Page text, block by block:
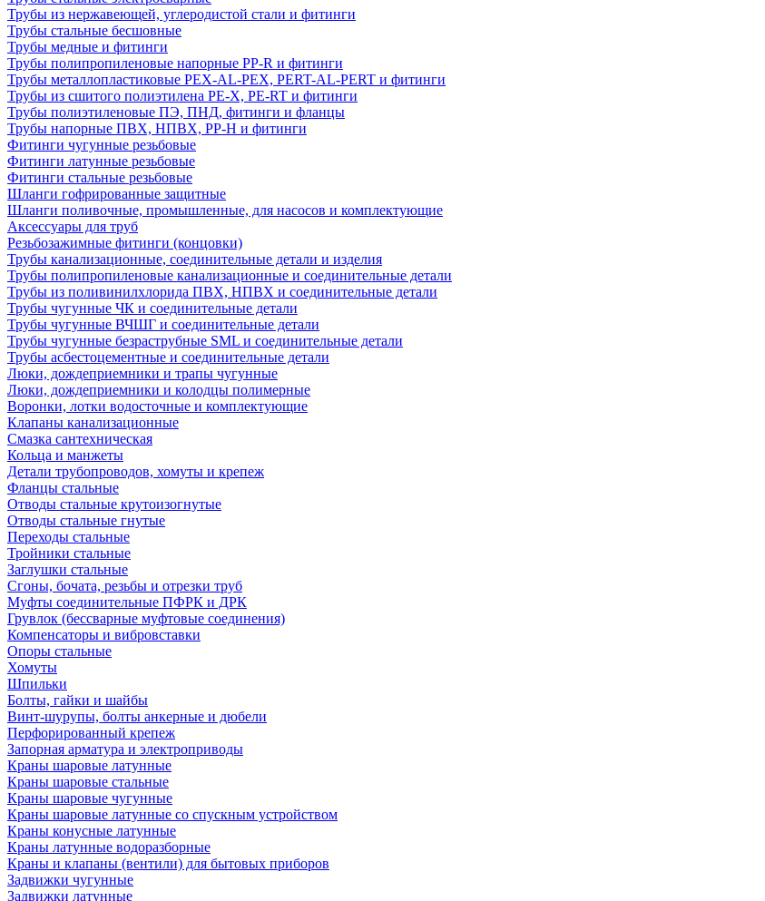
Трубы из нержавеющей, углеродистой стали и фитинги
Трубы стальные бесшовные
Трубы медные и фитинги
Трубы полипропиленовые напорные PP-R и фитинги
Трубы металлопластиковые PEX-AL-PEX, PERT-AL-PERT и фитинги
Трубы из сшитого полиэтилена PE-X, PE-RT и фитинги
Трубы полиэтиленовые ПЭ, ПНД, фитинги и фланцы
Трубы напорные ПВХ, НПВХ, PP-H и фитинги
Фитинги чугунные резьбовые
Фитинги латунные резьбовые
Фитинги стальные резьбовые
Шланги гофрированные защитные
Шланги поливочные, промышленные, для насосов и комплектующие
Аксессуары для труб
Резьбозажимные фитинги (концовки)
Трубы канализационные, соединительные детали и изделия
Трубы полипропиленовые канализационные и соединительные детали
Трубы из поливинилхлорида ПВХ, НПВХ и соединительные детали
Трубы чугунные ЧК и соединительные детали
Трубы чугунные ВЧШГ и соединительные детали
Трубы чугунные безраструбные SML и соединительные детали
Трубы асбестоцементные и соединительные детали
Люки, дождеприемники и трапы чугунные
Люки, дождеприемники и колодцы полимерные
Воронки, лотки водосточные и комплектующие
Клапаны канализационные
Смазка сантехническая
Кольца и манжеты
Детали трубопроводов, хомуты и крепеж
Фланцы стальные
Отводы стальные крутоизогнутые
Отводы стальные гнутые
Переходы стальные
Тройники стальные
Заглушки стальные
Сгоны, бочата, резьбы и отрезки труб
Муфты соединительные ПФРК и ДРК
Грувлок (бессварные муфтовые соединения)
Компенсаторы и вибровставки
Опоры стальные
Хомуты
Шпильки
Болты, гайки и шайбы
Винт-шурупы, болты анкерные и дюбели
Перфорированный крепеж
Запорная арматура и электроприводы
Краны шаровые латунные
Краны шаровые стальные
Краны шаровые чугунные
Краны шаровые латунные со спускным устройством
Краны конусные латунные
Краны латунные водоразборные
Краны и клапаны (вентили) для бытовых приборов
Задвижки чугунные
Задвижки латунные